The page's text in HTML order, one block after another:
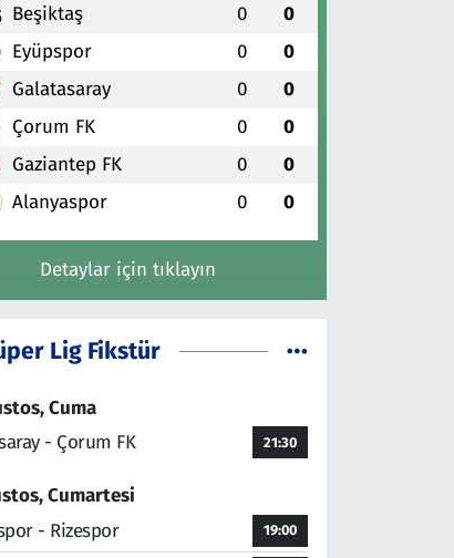
Beşiktaş 0 0
Eyüpspor 0 0
Galatasaray 0 0
Çorum FK 0 0
Gaziantep FK 0 0
Alanyaspor 0 0
Detaylar için tıklayın
Lig Fikstür
Cuma
- Çorum FK
21:30
Cumartesi
- Rizespor
19:00